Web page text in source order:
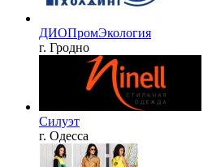
ДИОПромЭкология
г. Гродно
Силуэт
г. Одесса